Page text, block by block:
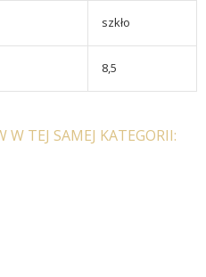
szkło
8,5
TEJ SAMEJ KATEGORII: